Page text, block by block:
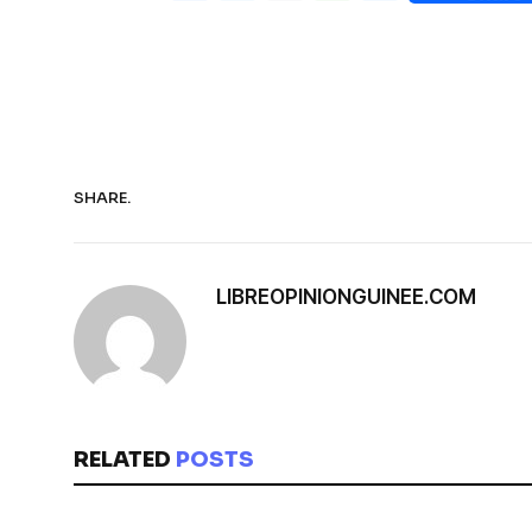
SHARE.
LIBREOPINIONGUINEE.COM
RELATED POSTS